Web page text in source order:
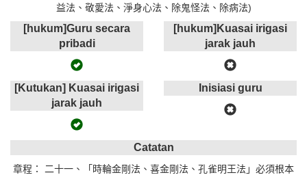
益法、敬愛法、淨身心法、除鬼怪法、除病法)
[hukum]Guru secara
pribadi
[hukum]Kuasai irigasi
jarak jauh
[Kutukan] Kuasai irigasi
jarak jauh
Inisiasi guru
Catatan
章程： 二十一、「時輪金剛法、喜金剛法、孔雀明王法」必須根本